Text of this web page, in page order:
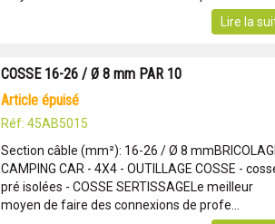
Lire la
COSSE 16-26 / Ø 8 mm PAR 10
article épuisé
Réf: 45AB5015
Section câble (mm²): 16-26 / Ø 8
CAMPING CAR - 4X4 - OUTILLAGE COSSE -
pré isolées - COSSE SERTISSAGELe meilleur
moyen de faire des connexions de profe...